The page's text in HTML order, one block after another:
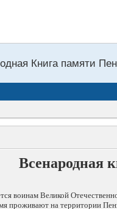
Книга памяти
Всенародная
воинам Великой
проживают на территории